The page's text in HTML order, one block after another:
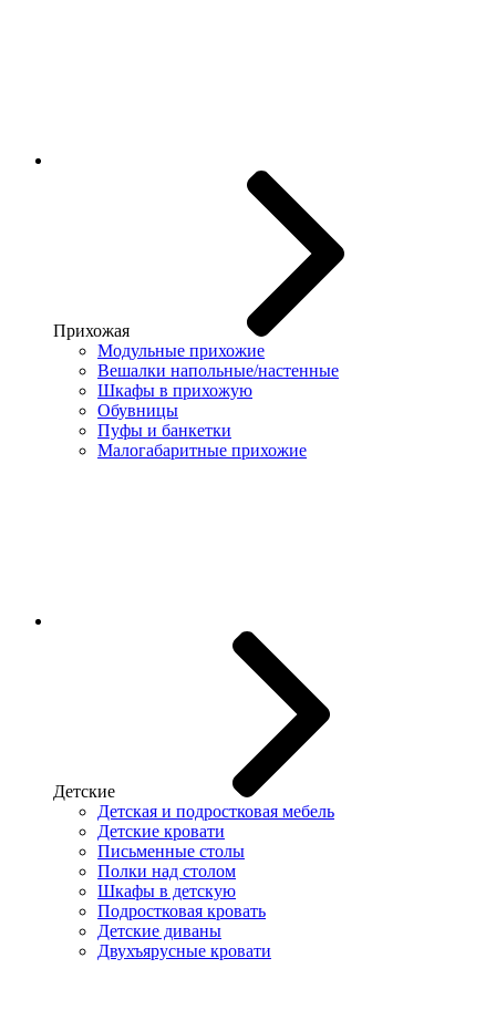
Прихожая
Модульные прихожие
Вешалки напольные/настенные
Шкафы в прихожую
Обувницы
Пуфы и банкетки
Малогабаритные прихожие
Детские
Детская и подростковая мебель
Детские кровати
Письменные столы
Полки над столом
Шкафы в детскую
Подростковая кровать
Детские диваны
Двухъярусные кровати